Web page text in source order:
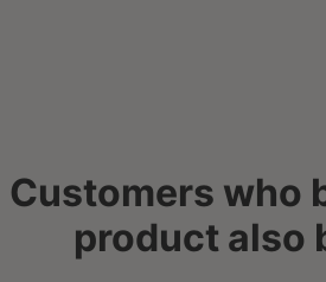
Customers who
product also